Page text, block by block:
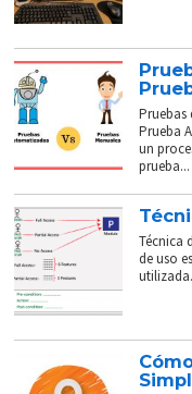
Prueba
un
prueba...
Técnica
de uso